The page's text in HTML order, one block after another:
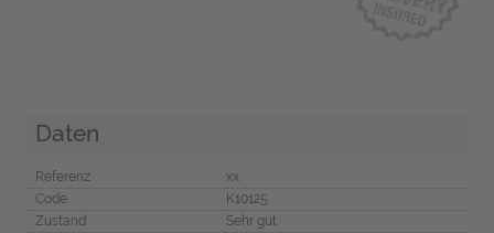
Daten
Referenz
xx
Code
K10125
Zustand
Sehr gut